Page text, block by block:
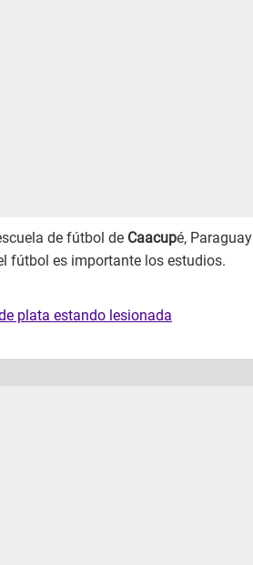
de fútbol de Caacupé, Paraguay
fútbol es importante los estudios.
plata estando lesionada